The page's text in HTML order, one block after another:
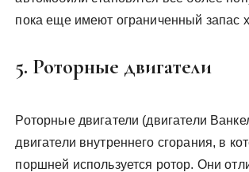
пока еще имеют ограниченный запас
5. Роторные двигатели
Роторные двигатели (двигатели
двигатели внутреннего сгорания, в
поршней используется ротор. Они